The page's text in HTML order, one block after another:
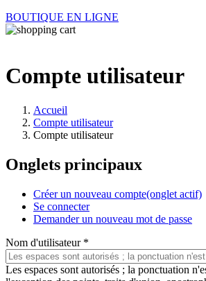
BOUTIQUE EN LIGNE
Compte utilisateur
Accueil
Compte utilisateur
Compte utilisateur
Onglets principaux
Créer un nouveau compte(onglet actif)
Se connecter
Demander un nouveau mot de passe
Nom d'utilisateur *
Les espaces sont autorisés ; la ponctuation